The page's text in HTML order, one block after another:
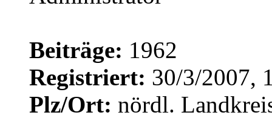
Beiträge: 1962
Registriert: 30/3/2007,
Plz/Ort: nördl.